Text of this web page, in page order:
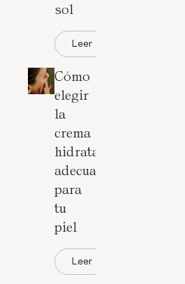
sol
Leer
Cómo
elegir
la
crema
hidratante
adecuada
para
tu
piel
Leer